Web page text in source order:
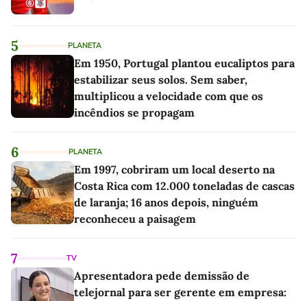
5 PLANETA
Em 1950, Portugal plantou eucaliptos para
estabilizar seus solos. Sem saber,
multiplicou a velocidade com que os
incêndios se propagam
6 PLANETA
Em 1997, cobriram um local deserto na
Costa Rica com 12.000 toneladas de cascas
de laranja; 16 anos depois, ninguém
reconheceu a paisagem
7 TV
Apresentadora pede demissão de
telejornal para ser gerente em empresa: